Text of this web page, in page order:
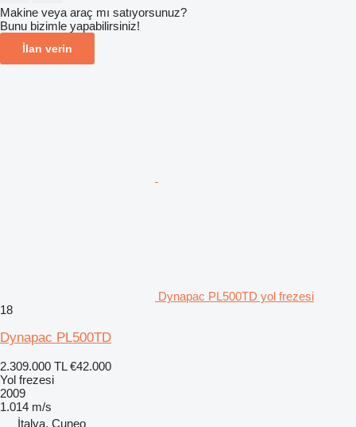
Makine veya araç mı satıyorsunuz?
Bunu bizimle yapabilirsiniz!
İlan verin
Dynapac PL500TD yol frezesi
18
Dynapac PL500TD
2.309.000 TL €42.000
Yol frezesi
2009
1.014 m/s
İtalya, Cuneo